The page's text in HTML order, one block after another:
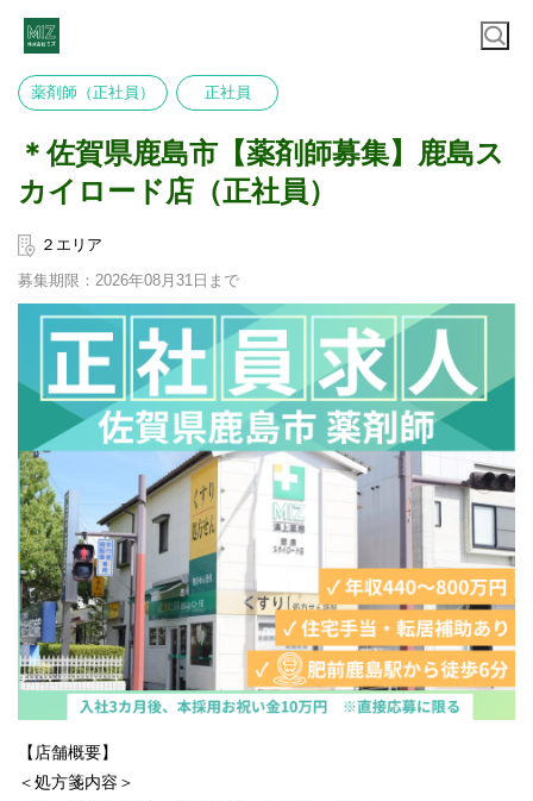
薬剤師（正社員） 正社員
＊佐賀県鹿島市【薬剤師募集】鹿島ス
カイロード店（正社員）
２エリア
募集期限：2026年08月31日まで
【店舗概要】
＜処方箋内容＞